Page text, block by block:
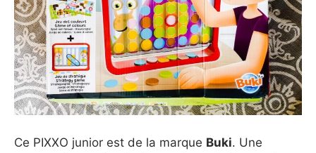
Ce PIXXO junior est de la marque Buki. Une